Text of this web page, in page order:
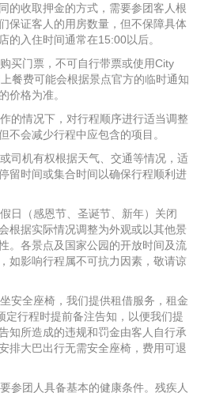
的收取押金的方式，需要参团客人根
保证客人的用房数量，但不保障具体
的入住时间通常在15:00以后。
买门票，不可自行带票或使用City
餐费可能会根据景点官方的临时通知
价格为准。
的情况下，对行程顺序进行适当调整
不会减少行程中应包含的项目。
司机有权根据天气、交通等情况，适
留时间或集合时间以确保行程顺利进
日（感恩节、圣诞节、新年）关闭
根据实际情况调整为外观或以其他景
。各景点及国家公园的开放时间及流
如影响行程属不可抗力因素，敬请谅
安全座椅，我们提供租借服务，租金
定行程时提前备注告知，以便我们提
知所造成的违规和罚金由客人自行承
排大巴出行无需安全座椅，费用可退
参团人具备基本的健康条件。残疾人